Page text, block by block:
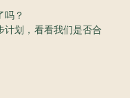
吗？
计划，看看我们是否合